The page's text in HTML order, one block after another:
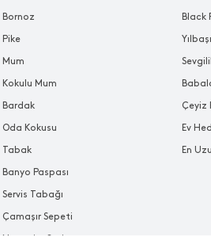
Bornoz
Pike
Mum
Kokulu Mum
Bardak
Oda Kokusu
Tabak
Banyo Paspası
Servis Tabağı
Çamaşır Sepeti
Black
Çeyiz
Ev
En